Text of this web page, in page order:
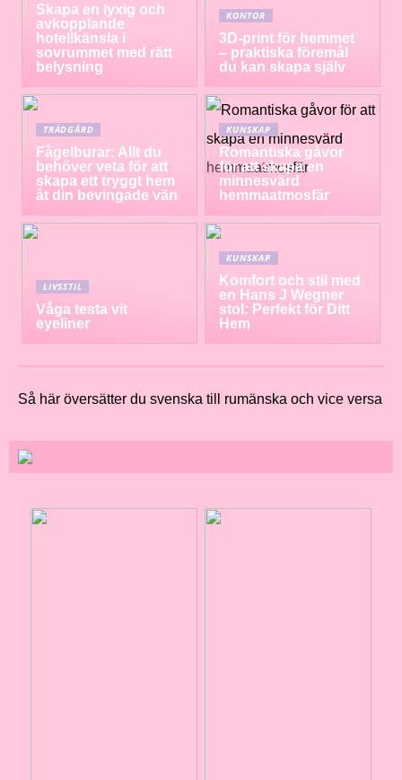
Skapa en lyxig och
avkopplande
hotellkänsla i
sovrummet med rätt
belysning
KONTOR
3D-print för hemmet
– praktiska föremål
du kan skapa själv
TRÄDGÅRD
Fågelburar: Allt du
behöver veta för att
skapa ett tryggt hem
åt din bevingade vän
KUNSKAP
Romantiska gåvor
för att skapa en
minnesvärd
hemmaatmosfär
LIVSSTIL
Våga testa vit
eyeliner
KUNSKAP
Komfort och stil med
en Hans J Wegner
stol: Perfekt för Ditt
Hem
Så här översätter du svenska till rumänska och vice versa